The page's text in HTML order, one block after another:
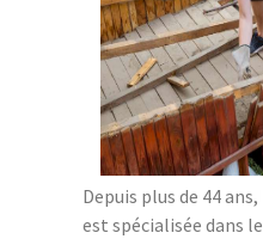
Depuis plus de 44
est spécialisée dans